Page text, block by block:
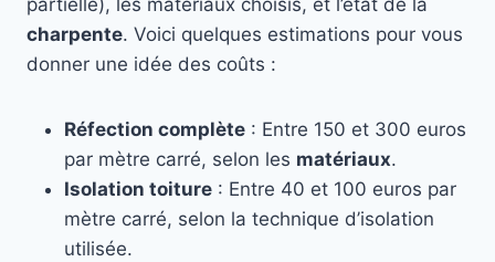
partielle), les matériaux choisis, et l’état de la
charpente. Voici quelques estimations pour vous
donner une idée des coûts :
Réfection complète : Entre 150 et 300 euros
par mètre carré, selon les matériaux.
Isolation toiture : Entre 40 et 100 euros par
mètre carré, selon la technique d’isolation
utilisée.